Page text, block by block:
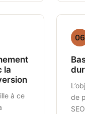
la
à ce
06
de